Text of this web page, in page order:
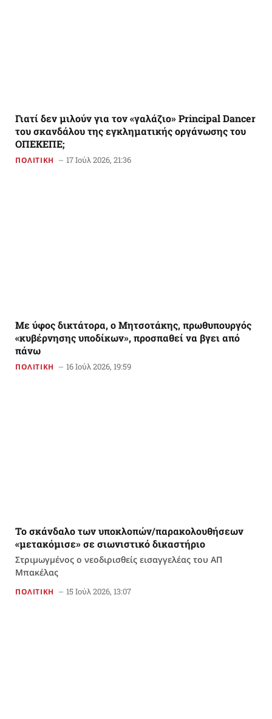
Γιατί δεν μιλούν για τον «γαλάζιο» Principal Dancer
του σκανδάλου της εγκληματικής οργάνωσης του
ΟΠΕΚΕΠΕ;
ΠΟΛΙΤΙΚΗ 17 Ιούλ 2026, 21:36
Με ύφος δικτάτορα, ο Μητσοτάκης, πρωθυπουργός
«κυβέρνησης υποδίκων», προσπαθεί να βγει από
πάνω
ΠΟΛΙΤΙΚΗ 16 Ιούλ 2026, 19:59
Το σκάνδαλο των υποκλοπών/παρακολουθήσεων
«μετακόμισε» σε σιωνιστικό δικαστήριο
Στριμωγμένος ο νεοδιρισθείς εισαγγελέας του ΑΠ
Μπακέλας
ΠΟΛΙΤΙΚΗ 15 Ιούλ 2026, 13:07